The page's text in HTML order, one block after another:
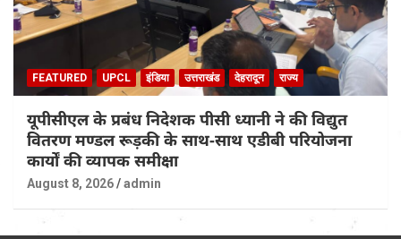
FEATURED UPCL इंडिया उत्तराखंड देहरादून राज्य
यूपीसीएल के प्रबंध निदेशक पीसी ध्यानी ने की विद्युत
वितरण मण्डल रूड़की के साथ-साथ एडीबी परियोजना
कार्यों की व्यापक समीक्षा
August 8, 2026 admin